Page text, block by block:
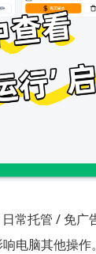
常托管 / 免
电脑其他操作。